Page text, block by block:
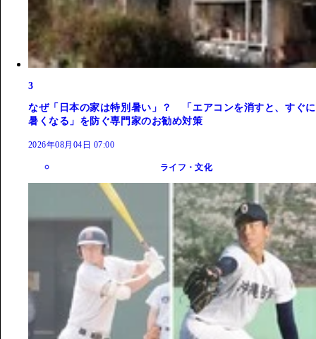
3
なぜ「日本の家は特別暑い」？ 「エアコンを消すと、すぐに
暑くなる」を防ぐ専門家のお勧め対策
2026年08月04日 07:00
ライフ・文化